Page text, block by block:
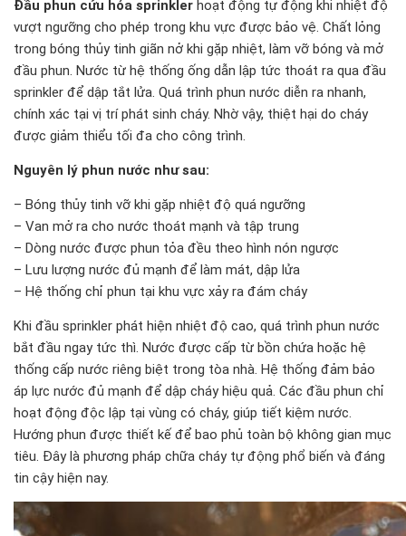
Đầu phun cứu hỏa sprinkler hoạt động tự động khi nhiệt độ
vượt ngưỡng cho phép trong khu vực được bảo vệ. Chất lỏng
trong bóng thủy tinh giãn nở khi gặp nhiệt, làm vỡ bóng và mở
đầu phun. Nước từ hệ thống ống dẫn lập tức thoát ra qua đầu
sprinkler để dập tắt lửa. Quá trình phun nước diễn ra nhanh,
chính xác tại vị trí phát sinh cháy. Nhờ vậy, thiệt hại do cháy
được giảm thiểu tối đa cho công trình.
Nguyên lý phun nước như sau:
– Bóng thủy tinh vỡ khi gặp nhiệt độ quá ngưỡng
– Van mở ra cho nước thoát mạnh và tập trung
– Dòng nước được phun tỏa đều theo hình nón ngược
– Lưu lượng nước đủ mạnh để làm mát, dập lửa
– Hệ thống chỉ phun tại khu vực xảy ra đám cháy
Khi đầu sprinkler phát hiện nhiệt độ cao, quá trình phun nước
bắt đầu ngay tức thì. Nước được cấp từ bồn chứa hoặc hệ
thống cấp nước riêng biệt trong tòa nhà. Hệ thống đảm bảo
áp lực nước đủ mạnh để dập cháy hiệu quả. Các đầu phun chỉ
hoạt động độc lập tại vùng có cháy, giúp tiết kiệm nước.
Hướng phun được thiết kế để bao phủ toàn bộ không gian mục
tiêu. Đây là phương pháp chữa cháy tự động phổ biến và đáng
tin cậy hiện nay.